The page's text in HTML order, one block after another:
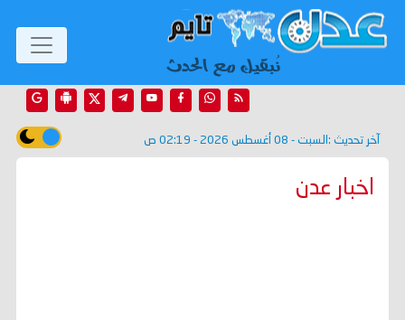
آخر تحديث : السبت - 08 أغسطس 2026 - 02:19 ص
اخبار عدن